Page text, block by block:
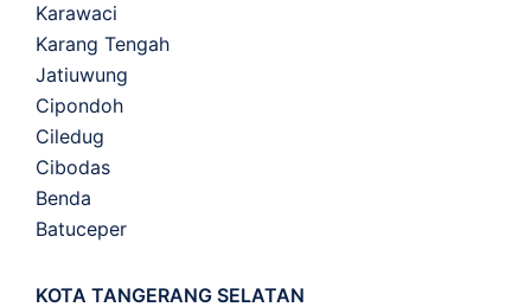
Karawaci
Karang Tengah
Jatiuwung
Cipondoh
Ciledug
Cibodas
Benda
Batuceper
KOTA TANGERANG SELATAN